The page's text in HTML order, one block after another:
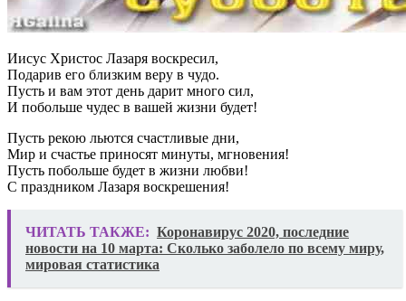
Иисус Христос Лазаря воскресил,
Подарив его близким веру в чудо.
Пусть и вам этот день дарит много сил,
И побольше чудес в вашей жизни будет!
Пусть рекою льются счастливые дни,
Мир и счастье приносят минуты, мгновения!
Пусть побольше будет в жизни любви!
С праздником Лазаря воскрешения!
ЧИТАТЬ ТАКЖЕ: Коронавирус 2020, последние
новости на 10 марта: Сколько заболело по всему миру,
мировая статистика